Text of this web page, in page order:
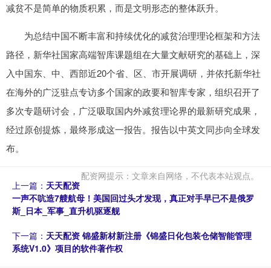
减贫不是简单的物质积累，而是文明形态的整体跃升。
为总结中国不断丰富和持续优化的减贫治理理论框架和方法
路径，新华社国家高端智库课题组在大量文献研究的基础上，深
入中国东、中、西部近20个省、区、市开展调研，并依托新华社
在海外的广泛驻点专访多个国家的政要和智库专家，组织召开了
多次专题研讨会，广泛吸取国内外减贫理论界的最新研究成果，
经过原创提炼，最终形成这一报告。报告以中英文同步向全球发
布。
配资网提示：文章来自网络，不代表本站观点。
上一篇： 天天配资
一声不吭造7艘航母！美国回过头才发现，真正对手早已不是俄罗
斯_日本_军事_直升机驱逐舰
下一篇： 天天配资 锦盛新材新注册《锦盛日化包装仓储智能管理
系统V1.0》项目的软件著作权